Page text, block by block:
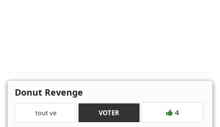
Donut Revenge
tout ve VOTER 4